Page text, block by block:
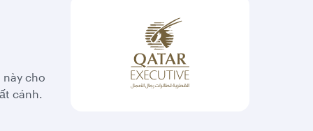
này cho
cánh.